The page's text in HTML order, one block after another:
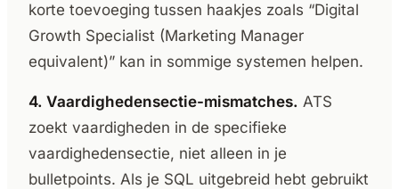
korte toevoeging tussen haakjes zoals “Digital
Growth Specialist (Marketing Manager
equivalent)” kan in sommige systemen helpen.
4. Vaardighedensectie-mismatches. ATS
zoekt vaardigheden in de specifieke
vaardighedensectie, niet alleen in je
bulletpoints. Als je SQL uitgebreid hebt gebruikt